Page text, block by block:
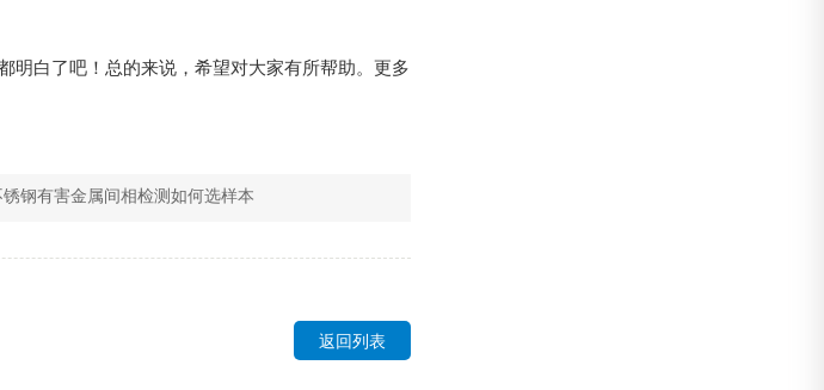
明白了吧！总的来说，希望对大家有所帮助。更多
钢有害金属间相检测如何选样本
返回列表